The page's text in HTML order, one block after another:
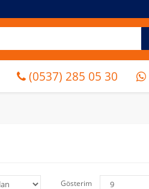
(0537) 285 05 30
Gösterim